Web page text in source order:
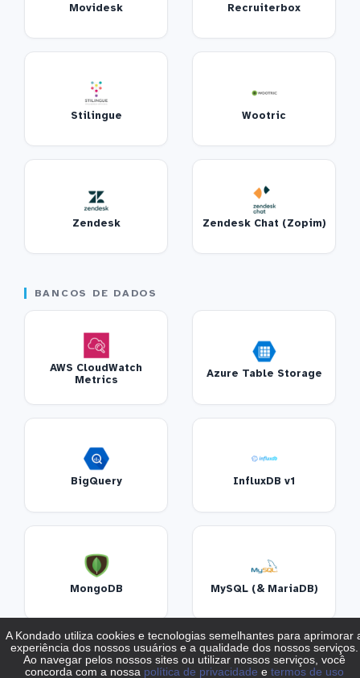
Movidesk Recruiterbox
Stilingue Wootric
Zendesk Zendesk Chat (Zopim)
BANCOS DE DADOS
AWS CloudWatch
Metrics
Azure Table Storage
BigQuery InfluxDB v1
MongoDB MySQL (& MariaDB)